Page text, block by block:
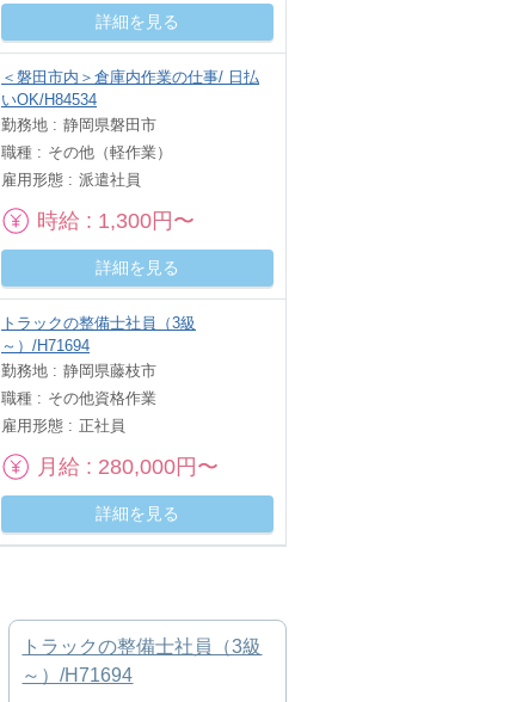
詳細を見る
＜磐田市内＞倉庫内作業の仕事/ 日払
いOK/H84534
勤務地
静岡県磐田市
職種
その他（軽作業）
雇用形態
派遣社員
時給 1,300円〜
詳細を見る
トラックの整備士社員（3級
～）/H71694
勤務地
静岡県藤枝市
職種
その他資格作業
雇用形態
正社員
月給 280,000円〜
詳細を見る
トラックの整備士社員（3級
～）/H71694